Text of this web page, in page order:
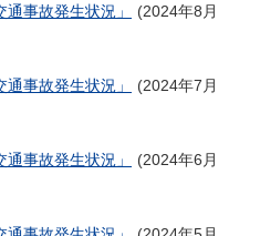
事故発生状況」
2024年8月
事故発生状況」
2024年7月
事故発生状況」
2024年6月